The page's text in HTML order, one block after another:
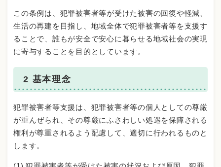
この条例は、犯罪被害者等が受けた被害の回復や軽減、
生活の再建を目指し、地域全体で犯罪被害者等を支援す
ることで、誰もが安全で安心に暮らせる地域社会の実現
に寄与することを目的としています。
2 基本理念
犯罪被害者等支援は、犯罪被害者等の個人としての尊厳
が重んぜられ、その尊厳にふさわしい処遇を保障される
権利が尊重されるよう配慮して、適切に行われるものと
します。